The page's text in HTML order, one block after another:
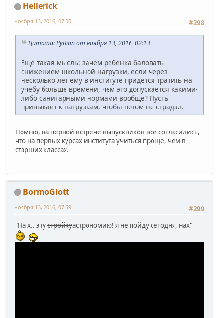
Hellerick
#298
ноября 13, 2016, 07:00
Цитата: Python от ноября 13, 2016, 02:13
Еще такая мысль: зачем ребенка баловать
снижением школьной нагрузки, если через
несколько лет ему в институте придется тратить на
учебу больше времени, чем это допускается какими-
либо санитарными нормами вообще? Пусть
привыкает к нагрузкам, чтобы потом не страдал.
Помню, на первой встрече выпускников все согласились,
что на первых курсах института учиться проще, чем в
старших классах.
BormoGlott
#299
ноября 13, 2016, 07:59
"На х.. этустройкуастрономию! я не пойду сегодня, нах"